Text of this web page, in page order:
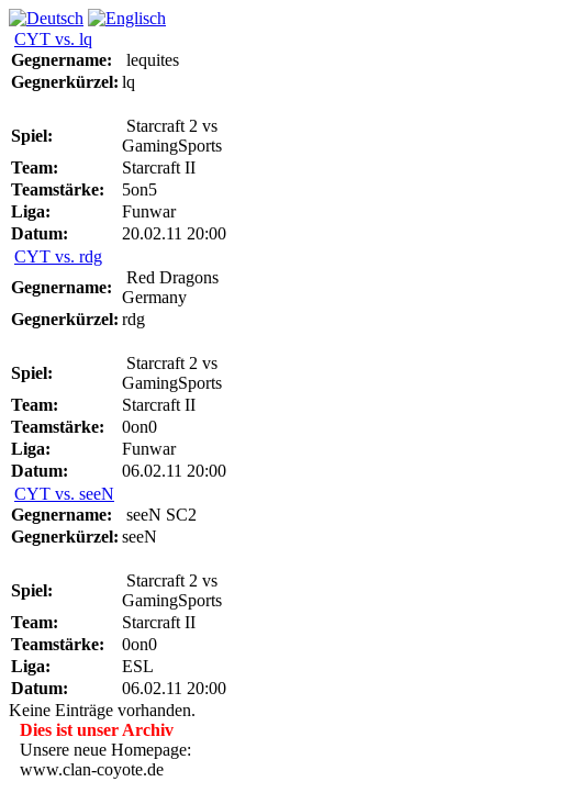
CYT vs. lq
Gegnername:
lequites
Gegnerkürzel: lq
Spiel:
Starcraft 2 vs
GamingSports
Team:
Starcraft II
Teamstärke:
5on5
Liga:
Funwar
Datum:
20.02.11 20:00
CYT vs. rdg
Gegnername:
Red Dragons
Germany
Gegnerkürzel: rdg
Spiel:
Starcraft 2 vs
GamingSports
Team:
Starcraft II
Teamstärke:
0on0
Liga:
Funwar
Datum:
06.02.11 20:00
CYT vs. seeN
Gegnername:
seeN SC2
Gegnerkürzel: seeN
Spiel:
Starcraft 2 vs
GamingSports
Team:
Starcraft II
Teamstärke:
0on0
Liga:
ESL
Datum:
06.02.11 20:00
Keine Einträge vorhanden.
Dies ist unser Archiv
Unsere neue Homepage:
www.clan-coyote.de